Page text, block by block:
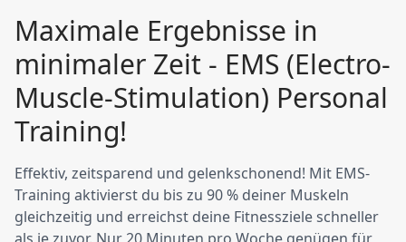
Maximale Ergebnisse in
minimaler Zeit - EMS (Electro-
Muscle-Stimulation) Personal
Training!
Effektiv, zeitsparend und gelenkschonend! Mit EMS-
Training aktivierst du bis zu 90 % deiner Muskeln
gleichzeitig und erreichst deine Fitnessziele schneller